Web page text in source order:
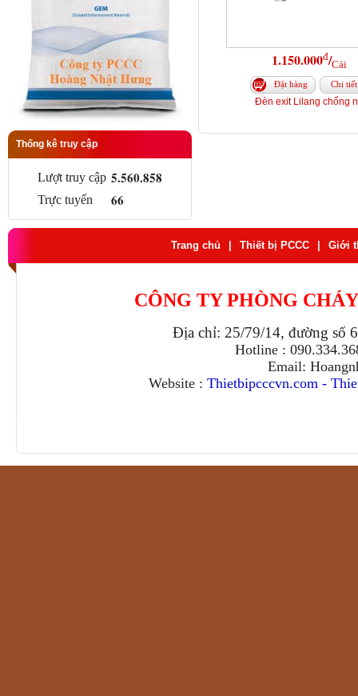
Thống kê truy cập
Lượt truy cập 5.560.858
Trực tuyến 66
1.150.000đ/Cái
Đặt hàng Chi tiết
Đèn exit Lilang chống
Trang chủ Thiết bị PCCC Giới
CÔNG TY PHÒNG
Địa chỉ: 25/79/14, đường số
Hotline :
Email:
Website : Thietbipcccvn.com -